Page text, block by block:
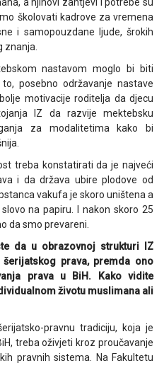
školovati kadrove za vremena
i samopouzdane ljude, šrokih
znanja.
nastavom moglo bi biti
posebno održavanje nastave
motivacije roditelja da djecu
IZ da razvije mektebsku
za modalitetima kako bi
treba konstatirati da je najveći
i da država ubire plodove od
vakufa je skoro uništena a
na papiru. I nakon skoro 25
da smo prevareni.
da u obrazovnoj strukturi IZ
prava, premda ono
prava u BiH. Kako vidite
životu muslimana ali
pravnu tradiciju, koja je
treba oživjeti kroz proučavanje
pravnih sistema. Na Fakultetu